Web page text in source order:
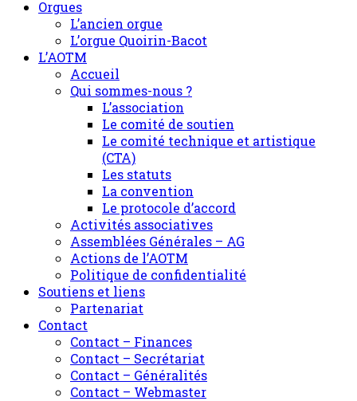
Orgues
L’ancien orgue
L’orgue Quoirin-Bacot
L’AOTM
Accueil
Qui sommes-nous ?
L’association
Le comité de soutien
Le comité technique et artistique
(CTA)
Les statuts
La convention
Le protocole d’accord
Activités associatives
Assemblées Générales – AG
Actions de l’AOTM
Politique de confidentialité
Soutiens et liens
Partenariat
Contact
Contact – Finances
Contact – Secrétariat
Contact – Généralités
Contact – Webmaster